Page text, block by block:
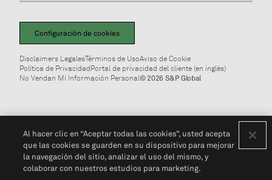
Configuración de cookies
Disclaimers LegalesTérminos de UsoAviso de Cookie
Política de PrivacidadPortal de privacidad del cliente (en inglés)
No Vendan Mi Información Personal© 2026 S&P Global
Al hacer clic en “Aceptar todas las cookies”, usted acepta
que las cookies se guarden en su dispositivo para mejorar
la navegación del sitio, analizar el uso del mismo, y
colaborar con nuestros estudios para marketing.